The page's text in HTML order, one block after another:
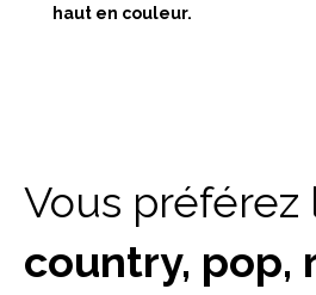
haut en couleur.
Vous préférez
country, pop,